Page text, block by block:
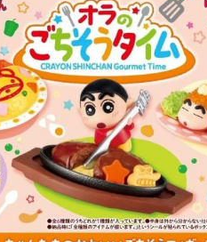
Max Factory
CHITOCERIUM
PVC
HELLO!
THE合體